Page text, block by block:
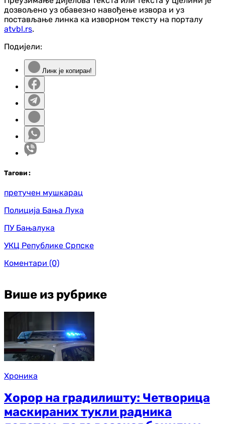
дозвољено уз обавезно навођење извора и уз
постављање линка ка изворном тексту на порталу
atvbl.rs.
Подијели:
Линк је копиран!
Тагови :
претучен мушкарац
Полиција Бања Лука
ПУ Бањалука
УКЦ Републике Српске
Коментари (0)
Више из рубрике
Хроника
Хорор на градилишту: Четворица
маскираних тукли радника